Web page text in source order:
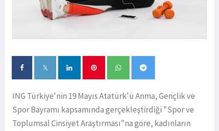
ING Türkiye'nin 19 Mayıs Atatürk'ü Anma, Gençlik ve
Spor Bayramı kapsamında gerçekleştirdiği "Spor ve
Toplumsal Cinsiyet Araştırması"na göre, kadınların